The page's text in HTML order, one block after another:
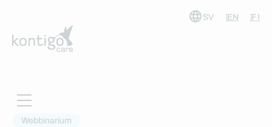
innehåll
SV EN FI
Webbinarium